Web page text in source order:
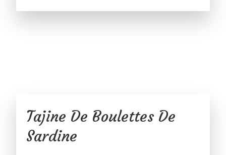
Tajine De Boulettes De
Sardine